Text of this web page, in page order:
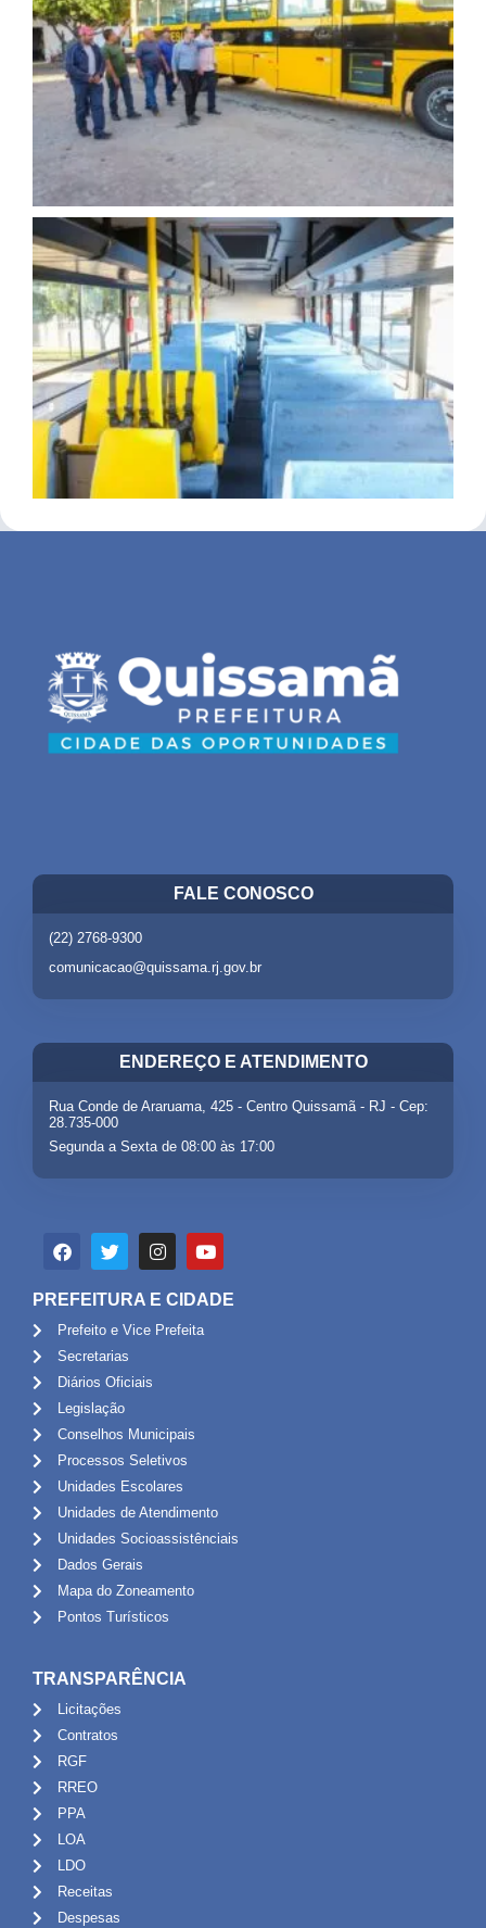
FALE CONOSCO
(22) 2768-9300
comunicacao@quissama.rj.gov.br
ENDEREÇO E ATENDIMENTO
Rua Conde de Araruama, 425 - Centro Quissamã - RJ - Cep:
28.735-000
Segunda a Sexta de 08:00 às 17:00
PREFEITURA E CIDADE
Prefeito e Vice Prefeita
Secretarias
Diários Oficiais
Legislação
Conselhos Municipais
Processos Seletivos
Unidades Escolares
Unidades de Atendimento
Unidades Socioassistênciais
Dados Gerais
Mapa do Zoneamento
Pontos Turísticos
TRANSPARÊNCIA
Licitações
Contratos
RGF
RREO
PPA
LOA
LDO
Receitas
Despesas